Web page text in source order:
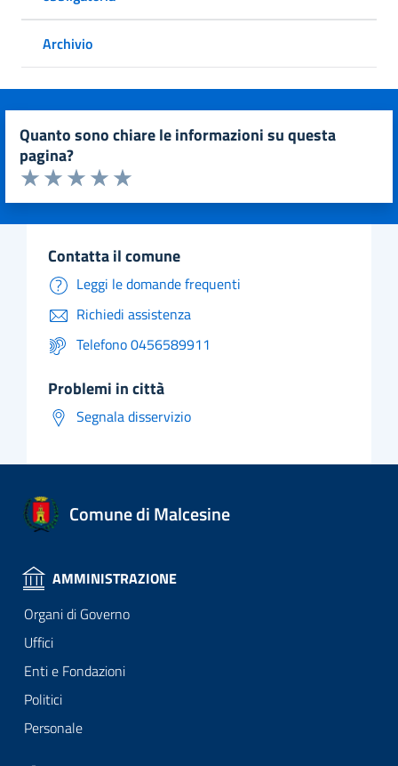
Archivio
quanto sono chiare le informazioni su questa
pagina?
Valuta da 1 a 5 stelle la pagina
Valuta 5 stelle su 5
Valuta 4 stelle su 5
Valuta 3 stelle su 5
Valuta 2 stelle su 5
Valuta 1 stelle su 5
contatta il comune
Leggi le domande frequenti
Richiedi assistenza
Telefono 0456589911
problemi in città
Segnala disservizio
Comune di Malcesine
AMMINISTRAZIONE
Organi di Governo
Uffici
Enti e Fondazioni
Politici
Personale